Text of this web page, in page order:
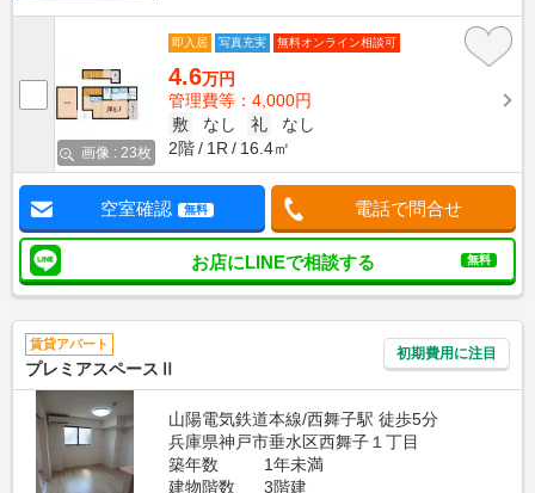
画像 : 23枚
即入居 写真充実 無料オンライン相談可
4.6万円
管理費等：4,000円
敷
なし 礼
なし
2階
1R 16.4㎡
空室確認 無料 電話で問合せ
お店にLINEで相談する 無料
賃貸アパート
プレミアスペースⅡ
初期費用に注目
山陽電気鉄道本線/西舞子駅 徒歩5分
兵庫県神戸市垂水区西舞子１丁目
築年数
1年未満
建物階数
3階建